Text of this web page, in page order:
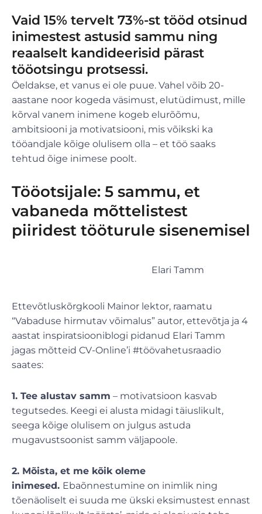
Vaid 15% tervelt 73%-st tööd otsinud
inimestest astusid sammu ning
reaalselt kandideerisid pärast
tööotsingu protsessi.
Öeldakse, et vanus ei ole puue. Vahel võib 20-
aastane noor kogeda väsimust, elutüdimust, mille
kõrval vanem inimene kogeb elurõõmu,
ambitsiooni ja motivatsiooni, mis võikski ka
tööandjale kõige olulisem olla – et töö saaks
tehtud õige inimese poolt.
Tööotsijale: 5 sammu, et
vabaneda mõttelistest
piiridest tööturule sisenemisel
Elari Tamm
Ettevõtluskõrgkooli Mainor lektor, raamatu
“Vabaduse hirmutav võimalus” autor, ettevõtja ja 4
aastat inspiratsiooniblogi pidanud Elari Tamm
jagas mõtteid CV-Online’i #töövahetusraadio
saates:
1. Tee alustav samm – motivatsioon kasvab
tegutsedes. Keegi ei alusta midagi täiuslikult,
seega kõige olulisem on julgus astuda
mugavustsoonist samm väljapoole.
2. Mõista, et me kõik oleme
inimesed. Ebaõnnestumine on inimlik ning
tõenäoliselt ei suuda me ükski eksimustest ennast